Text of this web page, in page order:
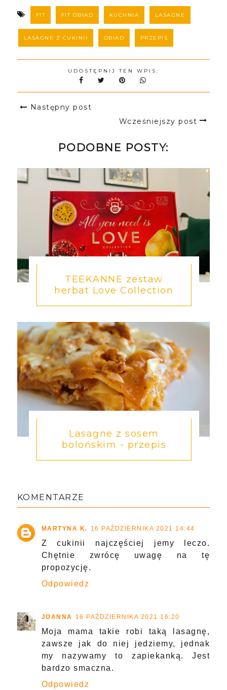
FIT FIT OBIAD KUCHNIA LASAGNE
LASAGNE Z CUKINII OBIAD PRZEPIS
UDOSTĘPNIJ TEN WPIS:
Następny post
Wcześniejszy post
PODOBNE POSTY:
TEEKANNE zestaw
herbat Love Collection
Lasagne z sosem
bolońskim - przepis
KOMENTARZE
MARTYNA K. 16 PAŹDZIERNIKA 2021 14:44
Z cukinii najczęściej jemy leczo.
Chętnie zwrócę uwagę na tę
propozycję.
Odpowiedz
JOANNA 16 PAŹDZIERNIKA 2021 16:20
Moja mama takie robi taką lasagnę,
zawsze jak do niej jedziemy, jednak
my nazywamy to zapiekanką. Jest
bardzo smaczna.
Odpowiedz